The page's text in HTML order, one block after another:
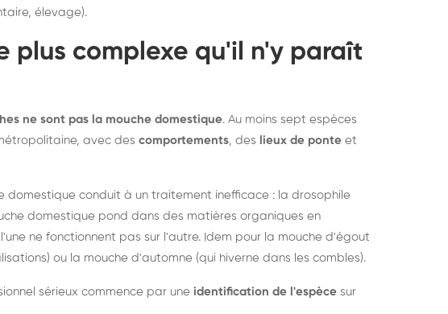
élevage).
plus complexe qu'il n'y paraît
ne sont pas la mouche domestique. Au moins sept espèces
avec des comportements, des lieux de ponte et
domestique conduit à un traitement inefficace : la drosophile
domestique pond dans des matières organiques en
ne fonctionnent pas sur l'autre. Idem pour la mouche d'égout
ou la mouche d'automne (qui hiverne dans les combles).
sérieux commence par une identification de l'espèce sur